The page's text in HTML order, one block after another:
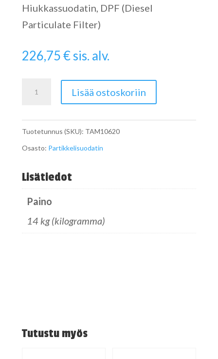
Hiukkassuodatin, DPF (Diesel
Particulate Filter)
226,75€sis. alv.
Converter
määrä
Lisää ostoskoriin
Tuotetunnus (SKU): TAM10620
Osasto: Partikkelisuodatin
Lisätiedot
Paino
14 kg (kilogramma)
Tutustu myös